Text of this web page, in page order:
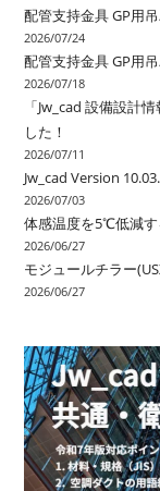
配管支持金具 GP用
2026/07/24
配管支持金具 GP用
2026/07/18
「Jw_cad 設備設計
した！
2026/07/11
Jw_cad Version
2026/07/03
体感温度を5℃低減す
2026/06/27
モジュールチラー
2026/06/27